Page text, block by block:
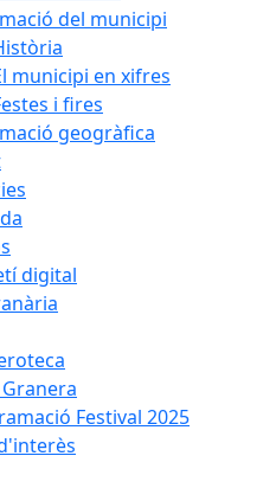
del municipi
municipi en xifres
i fires
geogràfica
digital
Festival 2025